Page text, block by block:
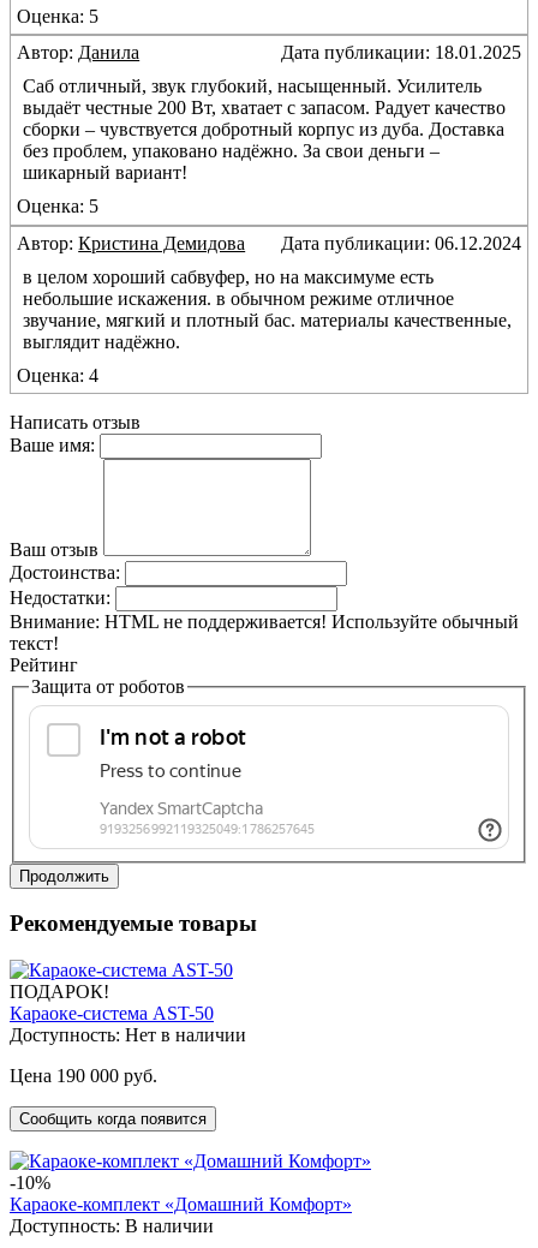
Оценка: 5
Автор: Данила
Дата публикации: 18.01.2025
Саб отличный, звук глубокий, насыщенный. Усилитель
выдаёт честные 200 Вт, хватает с запасом. Радует качество
сборки – чувствуется добротный корпус из дуба. Доставка
без проблем, упаковано надёжно. За свои деньги –
шикарный вариант!
Оценка: 5
Автор:Кристина Демидова
Дата публикации: 06.12.2024
в целом хороший сабвуфер, но на максимуме есть
небольшие искажения. в обычном режиме отличное
звучание, мягкий и плотный бас. материалы качественные,
выглядит надёжно.
Оценка: 4
Написать отзыв
Ваше имя:
Ваш отзыв
Достоинства:
Недостатки:
Внимание: HTML не поддерживается! Используйте обычный
текст!
Рейтинг
Защита от роботов
Продолжить
Рекомендуемые товары
ПОДАРОК!
Караоке-система AST-50
Доступность: Нет в наличии
Цена 190 000 руб.
Сообщить когда появится
-10%
Караоке-комплект «Домашний Комфорт»
Доступность: В наличии